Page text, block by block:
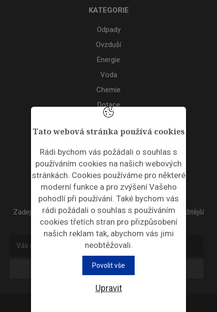
Tato webová stránka používá cookies
Rádi bychom vás požádali o souhlas s
používáním cookies na našich webových
stránkách. Cookies používáme pro některé
moderní funkce a pro zvýšení Vašeho
pohodlí při používání. Také bychom vás
rádi požádali o souhlas s používáním
cookies třetích stran pro přizpůsobení
našich reklam tak, abychom vás jimi
neobtěžovali.
Povolit vše
Upravit
KATEGORIE
Odpady
Ovzduší
Energie
Voda
Chemie
Dotace
Akce
ODPADNÍ PLASTY
NEWSLETTER
Zadejte váš email a my Vám budeme zasílat ty nejdůležitější
informace, maximálně 1x týdně.
Odebírat